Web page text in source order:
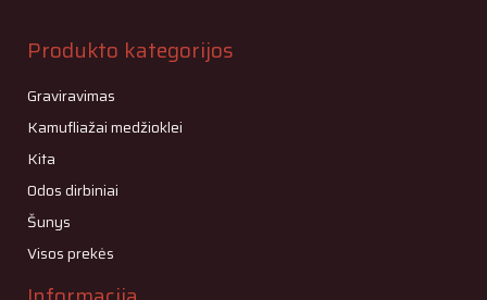
Produkto kategorijos
Graviravimas
Kamufliažai medžioklei
Kita
Odos dirbiniai
Šunys
Visos prekės